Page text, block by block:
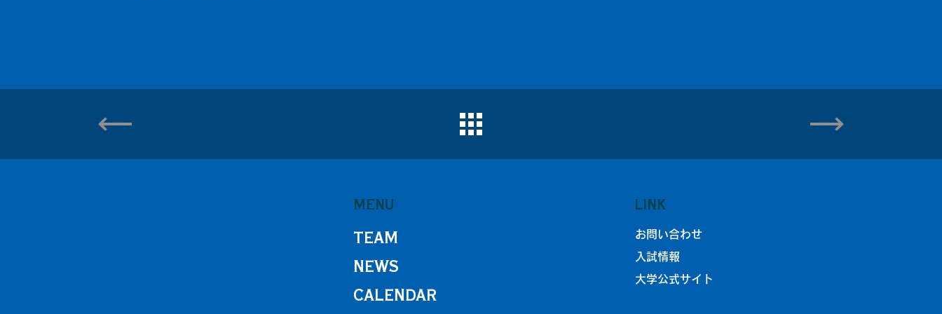
MENU
TEAM
NEWS
CALENDAR
LINK
お問い合わせ
入試情報
大学公式サイト